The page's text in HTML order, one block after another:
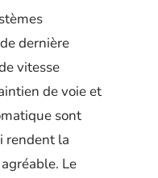
dernière
vitesse
de voie et
sont
rendent la
Le